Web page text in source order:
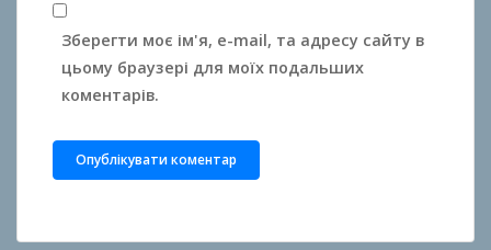
Зберегти моє ім'я, e-mail, та адресу сайту в
цьому браузері для моїх подальших
коментарів.